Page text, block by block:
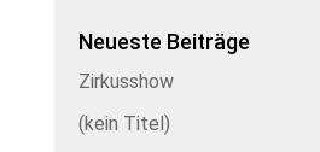
Neueste Beiträge
Zirkusshow
(kein Titel)